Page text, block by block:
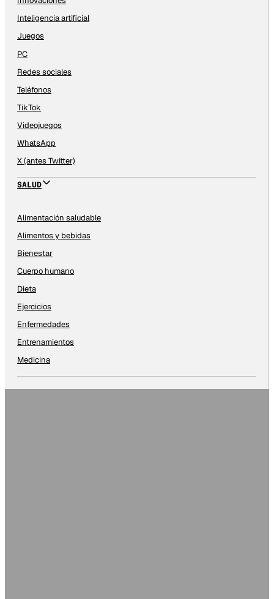
Inteligencia artificial
Juegos
PC
Redes sociales
Teléfonos
TikTok
Videojuegos
WhatsApp
X (antes Twitter)
SALUD
Alimentación saludable
Alimentos y bebidas
Bienestar
Cuerpo humano
Dieta
Ejercicios
Enfermedades
Entrenamientos
Medicina